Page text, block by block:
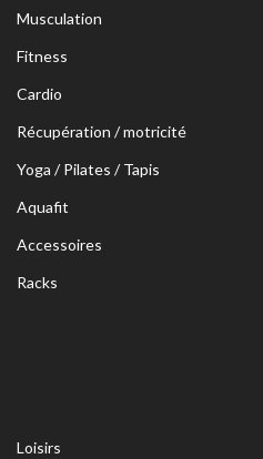
Musculation
Fitness
Cardio
Récupération / motricité
Yoga / Pilates / Tapis
Aquafit
Accessoires
Racks
Loisirs